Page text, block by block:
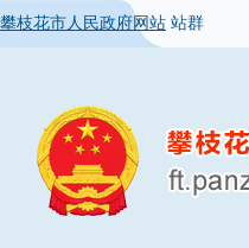
攀枝花市人民政府网站 站群